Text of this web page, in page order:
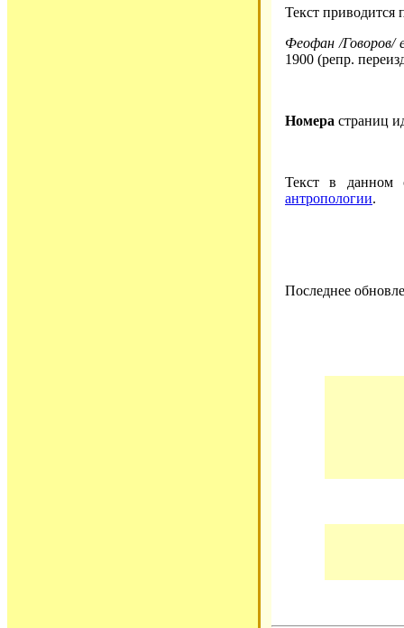
Текст приводится
Феофан /Говоров/
1900 (репр.
Номера страниц
Текст в
антропологии.
Последнее